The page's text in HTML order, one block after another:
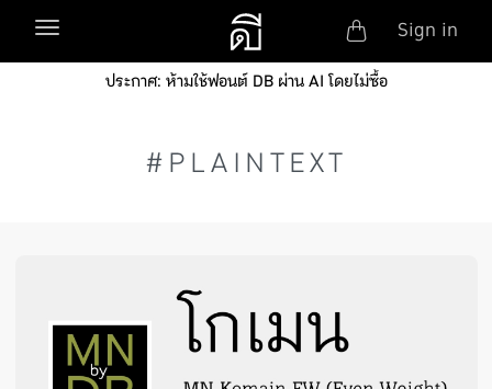
Skip to main content
Toggle navigation Sign in
ประกาศ: ห้ามใช้ฟอนต์ DB ผ่าน AI โดยไม่ซื้อ
#PLAINTEXT